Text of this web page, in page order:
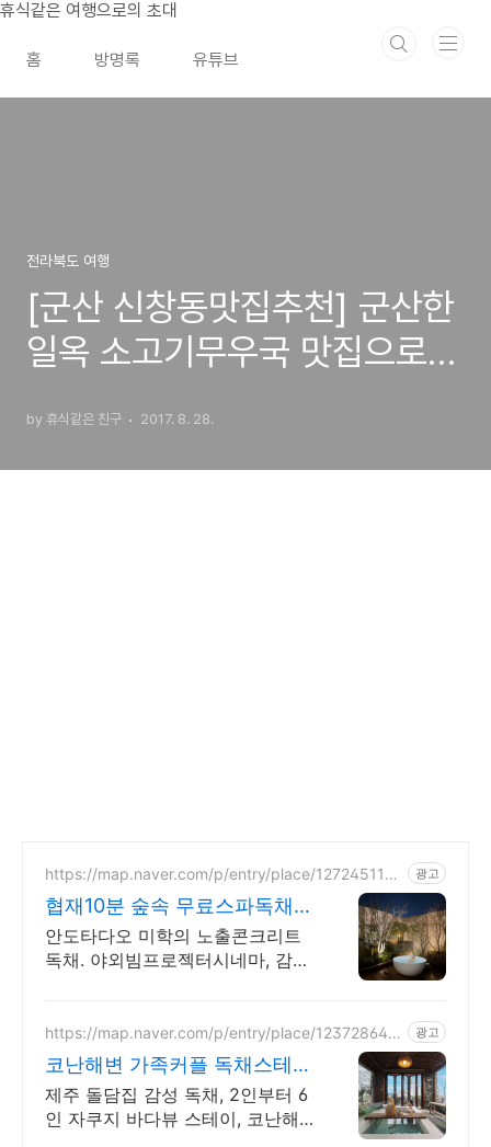
본문 바로가기
휴식같은 여행으로의 초대
홈 방명록 유튜브
전라북도 여행
[군산 신창동맛집추천] 군산한
일옥 소고기무우국 맛집으로
by 휴식같은 친구 2017. 8. 28.
https://map.naver.com/p/entry/place/127245113
광고
협재10분 숲속 무료스파독채
퀸침대 2개 가족/커플 독채
안도타다오 미학의 노출콘크리트
독채. 야외빔프로젝터시네마, 감성
메니티, 캡슐커피완비. 먼지없는
청결
https://map.naver.com/p/entry/place/123728645
광고
코난해변 가족커플 독채스테이
월정리 근처 감성 독채 2채
제주 돌담집 감성 독채, 2인부터 6
인 자쿠지 바다뷰 스테이, 코난해